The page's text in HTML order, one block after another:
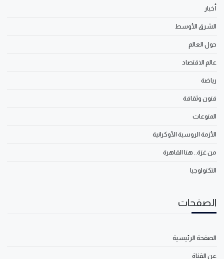
أخبار
الشرق الأوسط
حول العالم
عالم الاقتصاد
رياضة
فنون وثقافة
المنوعات
الأزمة الروسية الأوكرانية
من غزة.. هنا القاهرة
التكنولوجيا
الصفحات
الصفحة الرئيسية
عن القناة